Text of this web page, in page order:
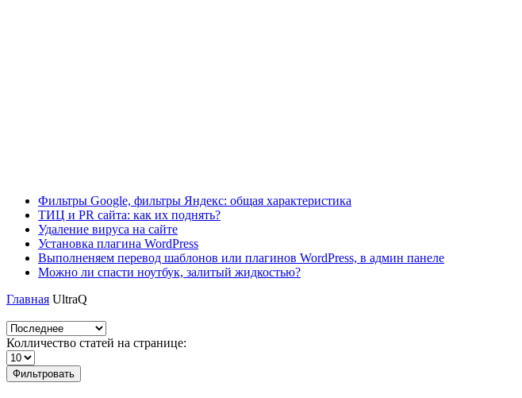
Фильтры Google, фильтры Яндекс: общая характеристика
ТИЦ и PR сайта: как их поднять?
Удаление вируса на сайте
Установка плагина WordPress
Выполненяем перевод шаблонов или плагинов WordPress, в админ панеле
Можно ли спасти ноутбук, залитый жидкостью?
Главная UltraQ
Колличество статей на странице:
Фильтровать